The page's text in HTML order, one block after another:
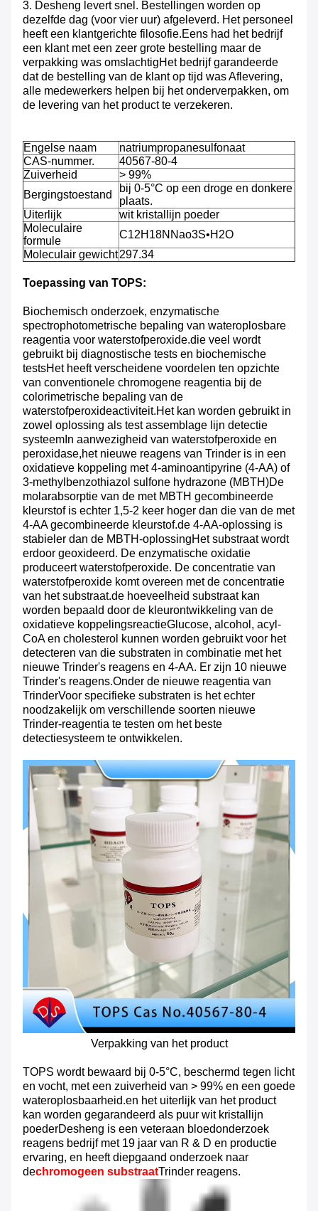
3. Desheng levert snel. Bestellingen worden op
dezelfde dag (voor vier uur) afgeleverd. Het personeel
heeft een klantgerichte filosofie.Eens had het bedrijf
een klant met een zeer grote bestelling maar de
verpakking was omslachtigHet bedrijf garandeerde
dat de bestelling van de klant op tijd was Aflevering,
alle medewerkers helpen bij het onderverpakken, om
de levering van het product te verzekeren.
Engelse naam
natriumpropanesulfonaat
CAS-nummer.
40567-80-4
Zuiverheid
> 99%
Bergingstoestand
bij 0-5°C op een droge en donkere
plaats.
Uiterlijk
wit kristallijn poeder
Moleculaire
formule
C12H18NNao3S•H2O
Moleculair gewicht297.34
Toepassing van TOPS:
Biochemisch onderzoek, enzymatische
spectrophotometrische bepaling van wateroplosbare
reagentia voor waterstofperoxide.die veel wordt
gebruikt bij diagnostische tests en biochemische
testsHet heeft verscheidene voordelen ten opzichte
van conventionele chromogene reagentia bij de
colorimetrische bepaling van de
waterstofperoxideactiviteit.Het kan worden gebruikt in
zowel oplossing als test assemblage lijn detectie
systeemIn aanwezigheid van waterstofperoxide en
peroxidase,het nieuwe reagens van Trinder is in een
oxidatieve koppeling met 4-aminoantipyrine (4-AA) of
3-methylbenzothiazol sulfone hydrazone (MBTH)De
molarabsorptie van de met MBTH gecombineerde
kleurstof is echter 1,5-2 keer hoger dan die van de met
4-AA gecombineerde kleurstof.de 4-AA-oplossing is
stabieler dan de MBTH-oplossingHet substraat wordt
erdoor geoxideerd. De enzymatische oxidatie
produceert waterstofperoxide. De concentratie van
waterstofperoxide komt overeen met de concentratie
van het substraat.de hoeveelheid substraat kan
worden bepaald door de kleurontwikkeling van de
oxidatieve koppelingsreactieGlucose, alcohol, acyl-
CoA en cholesterol kunnen worden gebruikt voor het
detecteren van die substraten in combinatie met het
nieuwe Trinder's reagens en 4-AA. Er zijn 10 nieuwe
Trinder's reagens.Onder de nieuwe reagentia van
TrinderVoor specifieke substraten is het echter
noodzakelijk om verschillende soorten nieuwe
Trinder-reagentia te testen om het beste
detectiesysteem te ontwikkelen.
Verpakking van het product
TOPS wordt bewaard bij 0-5°C, beschermd tegen licht
en vocht, met een zuiverheid van > 99% en een goede
wateroplosbaarheid.en het uiterlijk van het product
kan worden gegarandeerd als puur wit kristallijn
poederDesheng is een veteraan bloedonderzoek
reagens bedrijf met 19 jaar van R & D en productie
ervaring, en heeft diepgaand onderzoek naar
dechromogeen substraatTrinder reagens.